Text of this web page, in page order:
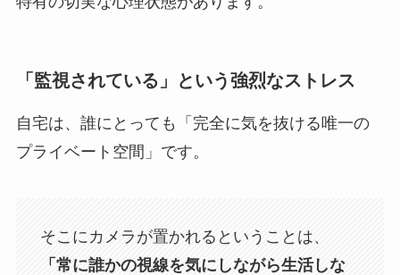
「監視されている」という強烈なストレス
自宅は、誰にとっても「完全に気を抜ける唯一の
プライベート空間」です。
そこにカメラが置かれるということは、
「常に誰かの視線を気にしながら生活しな